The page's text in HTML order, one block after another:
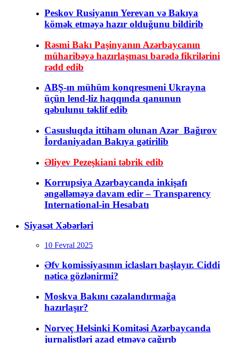
Peskov Rusiyanın Yerevan və Bakıya
kömək etməyə hazır olduğunu bildirib
Rəsmi Bakı Paşinyanın Azərbaycanın
müharibəyə hazırlaşması barədə fikrilərini
rədd edib
ABŞ-ın mühüm konqresmeni Ukrayna
üçün lend-liz haqqında qanunun
qəbulunu təklif edib
Casusluqda ittiham olunan Azər Bağırov
İordaniyadan Bakıya gətirilib
Əliyev Pezeşkiani təbrik edib
Korrupsiya Azərbaycanda inkişafı
əngəlləməyə davam edir – Transparency
International-in Hesabatı
Siyasət Xəbərləri
10 Fevral 2025
Əfv komissiyasının iclasları başlayır. Ciddi
nəticə gözlənirmi?
Moskva Bakını cəzalandırmağa
hazırlaşır?
Norveç Helsinki Komitəsi Azərbaycanda
jurnalistləri azad etməyə çağırıb